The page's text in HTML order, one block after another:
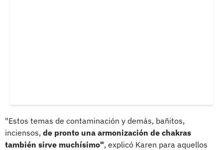
"Estos temas de contaminación y demás, bañitos,
inciensos, de pronto una armonización de chakras
también sirve muchísimo", explicó Karen para aquellos